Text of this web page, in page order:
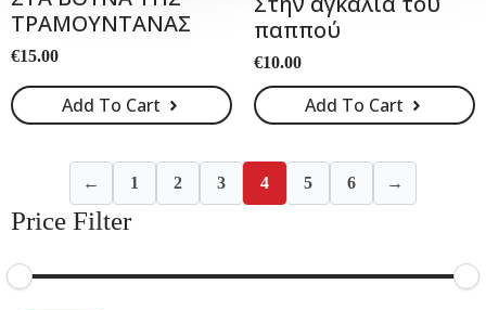
ΤΡΑΜΟΥΝΤΑΝΑΣ
€15.00
Add To Cart
παππού
€10.00
Add To Cart
← 1 2 3 4 5 6 →
Price Filter